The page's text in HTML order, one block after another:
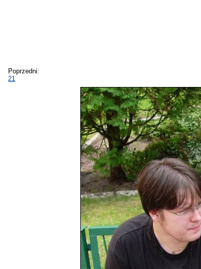
Poprzedni:
21